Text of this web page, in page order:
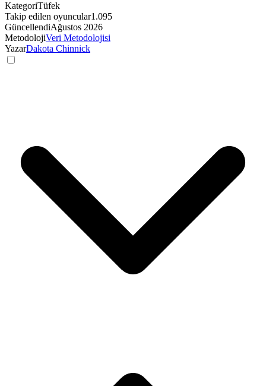
KategoriTüfek
Takip edilen oyuncular1.095
GüncellendiAğustos 2026
MetodolojiVeri Metodolojisi
YazarDakota Chinnick